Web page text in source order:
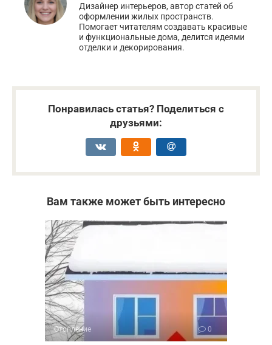
Дизайнер интерьеров, автор статей об
оформлении жилых пространств.
Помогает читателям создавать красивые
и функциональные дома, делится идеями
отделки и декорирования.
Понравилась статья? Поделиться с
друзьями:
Вам также может быть интересно
Отопление 0